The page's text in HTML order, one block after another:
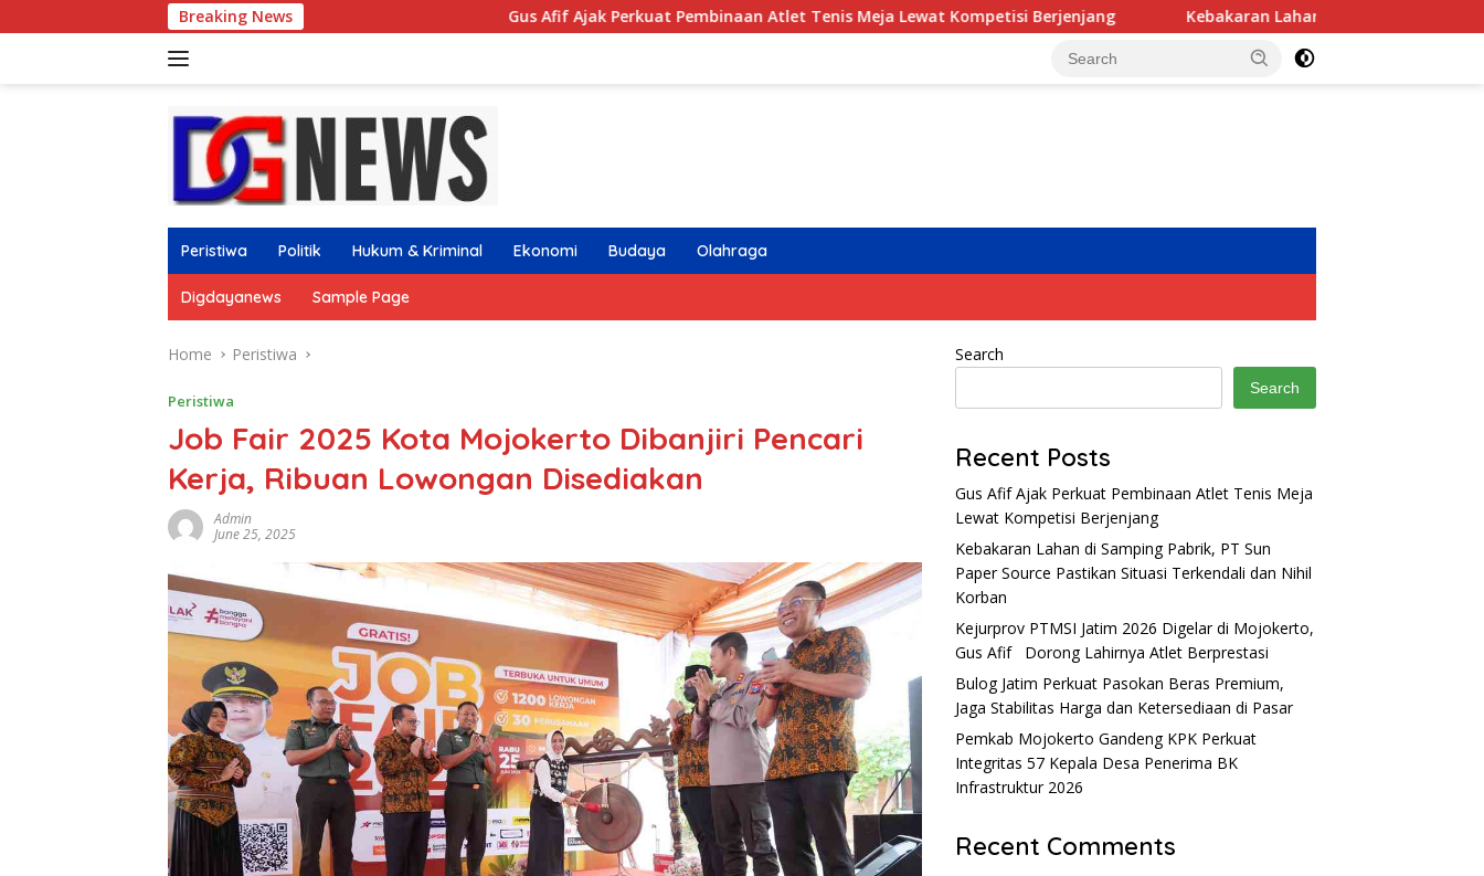
to
Breaking News Gus Afif Ajak Perkuat Pembinaan Atlet Tenis Meja Lewat Kompetisi Berjenjang Kebakaran Lahan di Samping Pabrik, PT Sun Paper
Peristiwa Politik Hukum & Kriminal Ekonomi Budaya Olahraga
Digdayanews Sample Page
Home Peristiwa
Peristiwa
Job Fair 2025 Kota Mojokerto Dibanjiri Pencari
Kerja, Ribuan Lowongan Disediakan
Admin
June 25, 2025
Search
Search
Recent Posts
Gus Afif Ajak Perkuat Pembinaan Atlet Tenis Meja
Lewat Kompetisi Berjenjang
Kebakaran Lahan di Samping Pabrik, PT Sun
Paper Source Pastikan Situasi Terkendali dan Nihil
Korban
Kejurprov PTMSI Jatim 2026 Digelar di Mojokerto,
Gus Afif Dorong Lahirnya Atlet Berprestasi
Bulog Jatim Perkuat Pasokan Beras Premium,
Jaga Stabilitas Harga dan Ketersediaan di Pasar
Pemkab Mojokerto Gandeng KPK Perkuat
Integritas 57 Kepala Desa Penerima BK
Infrastruktur 2026
Recent Comments